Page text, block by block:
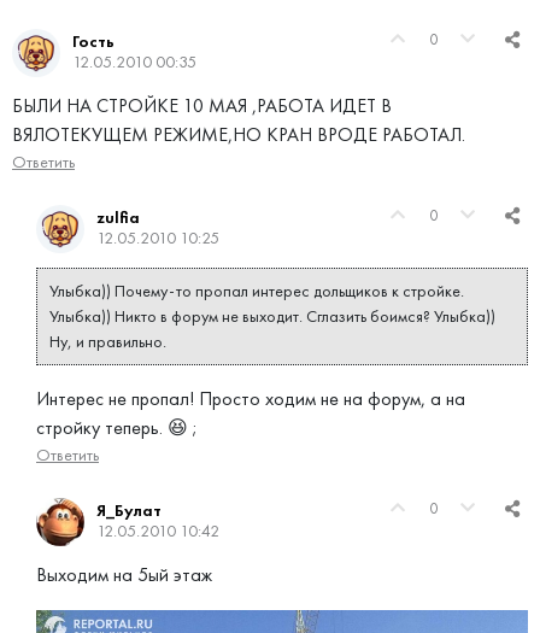
0
Гость
12.05.2010 00:35
БЫЛИ НА СТРОЙКЕ 10 МАЯ ,РАБОТА ИДЕТ В
ВЯЛОТЕКУЩЕМ РЕЖИМЕ,НО КРАН ВРОДЕ РАБОТАЛ.
Ответить
0
zulfia
12.05.2010 10:25
Улыбка)) Почему-то пропал интерес дольщиков к стройке.
Улыбка)) Никто в форум не выходит. Сглазить боимся? Улыбка))
Ну, и правильно.
Интерес не пропал! Просто ходим не на форум, а на
стройку теперь. 😆 ;
Ответить
0
Я_Булат
12.05.2010 10:42
Выходим на 5ый этаж